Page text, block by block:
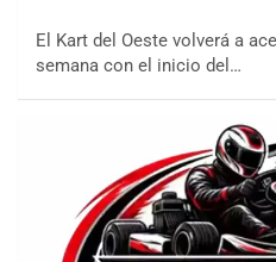
El Kart del Oeste volverá a
semana con el inicio del…